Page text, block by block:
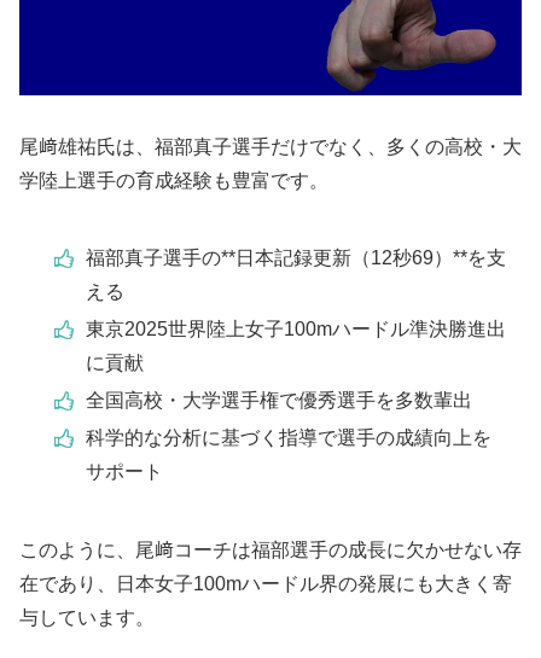
尾﨑雄祐氏は、福部真子選手だけでなく、多くの高校・大
学陸上選手の育成経験も豊富です。
福部真子選手の**日本記録更新（12秒69）**を支
える
東京2025世界陸上女子100mハードル準決勝進出
に貢献
全国高校・大学選手権で優秀選手を多数輩出
科学的な分析に基づく指導で選手の成績向上を
サポート
このように、尾﨑コーチは福部選手の成長に欠かせない存
在であり、日本女子100mハードル界の発展にも大きく寄
与しています。